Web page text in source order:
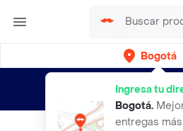
Bogotá
Ingresa tu
Bogotá.
entregas
envíos gratis por